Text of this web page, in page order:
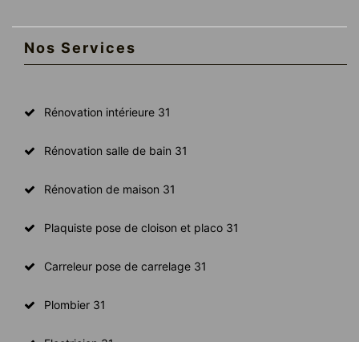
Nos Services
Rénovation intérieure 31
Rénovation salle de bain 31
Rénovation de maison 31
Plaquiste pose de cloison et placo 31
Carreleur pose de carrelage 31
Plombier 31